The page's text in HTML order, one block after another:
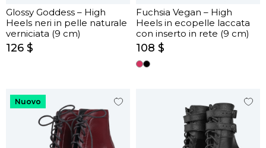
Glossy Goddess – High
Heels neri in pelle naturale
verniciata (9 cm)
126 $
Fuchsia Vegan – High
Heels in ecopelle laccata
con inserto in rete (9 cm)
108 $
Nuovo